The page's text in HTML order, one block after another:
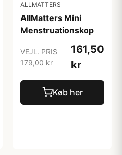
ALLMATTERS
AllMatters Mini
Menstruationskop
VEJL. PRIS
179,00 kr
161,50
kr
Køb her